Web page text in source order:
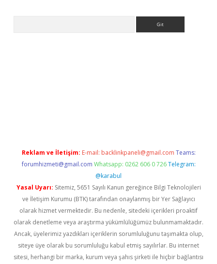
Reklam ve İletişim: E-mail: backlinkpaneli@gmail.com Teams:
forumhizmeti@gmail.com Whatsapp: 0262 606 0 726 Telegram:
@karabul
Yasal Uyarı: Sitemiz, 5651 Sayılı Kanun gereğince Bilgi Teknolojileri
ve İletişim Kurumu (BTK) tarafından onaylanmış bir Yer Sağlayıcı
olarak hizmet vermektedir. Bu nedenle, sitedeki içerikleri proaktif
olarak denetleme veya araştırma yükümlülüğümüz bulunmamaktadır.
Ancak, üyelerimiz yazdıkları içeriklerin sorumluluğunu taşımakta olup,
siteye üye olarak bu sorumluluğu kabul etmiş sayılırlar. Bu internet
sitesi, herhangi bir marka, kurum veya şahıs şirketi ile hiçbir bağlantısı